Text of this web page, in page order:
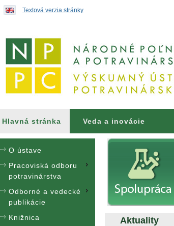
Textová verzia stránky
Hlavná stránka Veda a inovácie
O ústave
Pracoviská odboru
potravinárstva
Odborné a vedecké
publikácie
Knižnica
Aktuality